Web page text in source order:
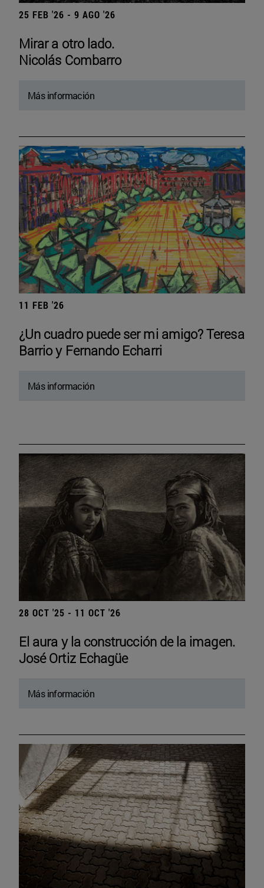
25 FEB '26 - 9 AGO '26
Mirar a otro lado.
Nicolás Combarro
Más información
11 FEB '26
¿Un cuadro puede ser mi amigo? Teresa
Barrio y Fernando Echarri
Más información
28 OCT '25 - 11 OCT '26
El aura y la construcción de la imagen.
José Ortiz Echagüe
Más información